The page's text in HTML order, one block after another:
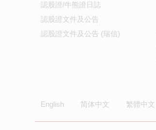
認股證/牛熊證日誌
認股證文件及公告
認股證文件及公告 (瑞信)
English 简体中文 繁體中文